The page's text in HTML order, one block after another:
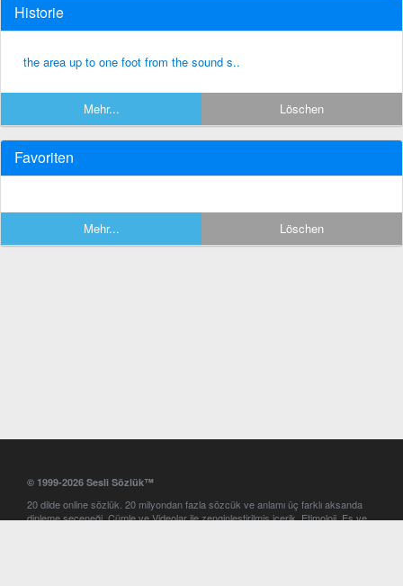
Historie
the area up to one foot from the sound s..
Mehr... Löschen
Favoriten
Mehr... Löschen
© 1999-2026 Sesli Sözlük™
20 dilde online sözlük. 20 milyondan fazla sözcük ve anlamı üç farklı aksanda
dinleme seçeneği. Cümle ve Videolar ile zenginleştirilmiş içerik. Etimoloji, Eş ve